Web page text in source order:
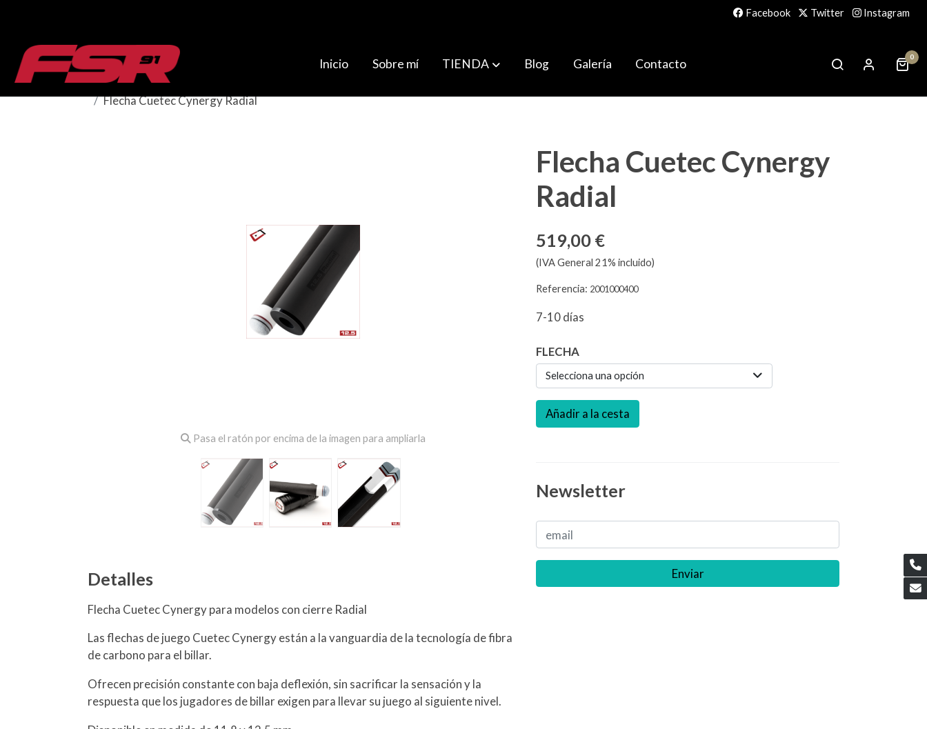
Facebook Twitter Instagram
Inicio Sobre mí TIENDA Blog Galería Contacto 0
Flecha Cuetec Cynergy Radial
Pasa el ratón por encima de la imagen para ampliarla
Detalles
Flecha Cuetec Cynergy para modelos con cierre Radial
Las flechas de juego Cuetec Cynergy están a la vanguardia de la tecnología de fibra
de carbono para el billar.
Ofrecen precisión constante con baja deflexión, sin sacrificar la sensación y la
respuesta que los jugadores de billar exigen para llevar su juego al siguiente nivel.
Flecha Cuetec Cynergy
Radial
519,00 €
(IVA General 21% incluido)
Referencia: 2001000400
7-10 días
FLECHA
Selecciona una opción
Añadir a la cesta
Newsletter
Enviar